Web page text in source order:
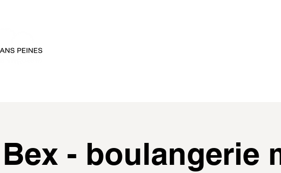
Bex - boulangerie